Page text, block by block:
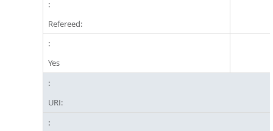
Refereed:
Yes
URI: